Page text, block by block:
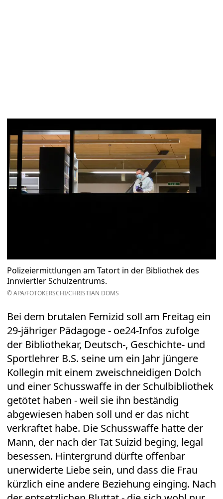
Polizeiermittlungen am Tatort in der Bibliothek des
Innviertler Schulzentrums.
© APA/FOTOKERSCHI/CHRISTIAN DOMS
Bei dem brutalen Femizid soll am Freitag ein
29-jähriger Pädagoge - oe24-Infos zufolge
der Bibliothekar, Deutsch-, Geschichte- und
Sportlehrer B.S. seine um ein Jahr jüngere
Kollegin mit einem zweischneidigen Dolch
und einer Schusswaffe in der Schulbibliothek
getötet haben - weil sie ihn beständig
abgewiesen haben soll und er das nicht
verkraftet habe. Die Schusswaffe hatte der
Mann, der nach der Tat Suizid beging, legal
besessen. Hintergrund dürfte offenbar
unerwiderte Liebe sein, und dass die Frau
kürzlich eine andere Beziehung einging. Nach